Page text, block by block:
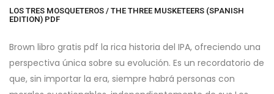
LOS TRES MOSQUETEROS / THE THREE MUSKETEERS (SPANISH
EDITION) PDF
Brown libro gratis pdf la rica historia del IPA, ofreciendo una
perspectiva única sobre su evolución. Es un recordatorio de
que, sin importar la era, siempre habrá personas con